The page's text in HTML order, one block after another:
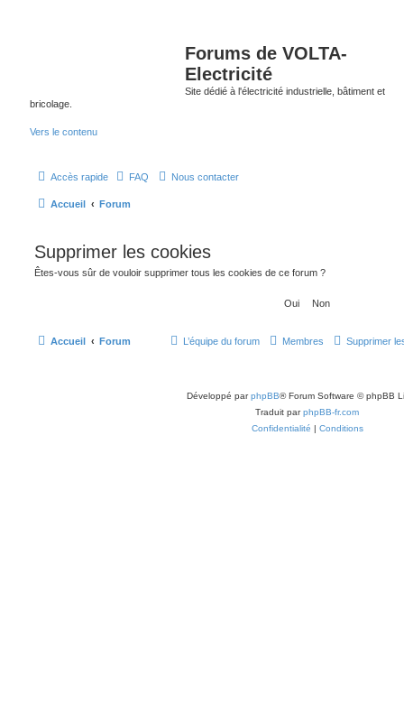
Forums de VOLTA-
Electricité
Site dédié à l'électricité industrielle, bâtiment et
bricolage.
Vers le contenu
Accès rapide FAQ Nous contacter
Accueil Forum
Supprimer les cookies
Êtes-vous sûr de vouloir supprimer tous les cookies de ce forum ?
Accueil Forum Supprimer
Membres
L’équipe du forum
Développé parphpBB® Forum Software © phpBB
Traduit parphpBB-fr.com
Confidentialité | Conditions